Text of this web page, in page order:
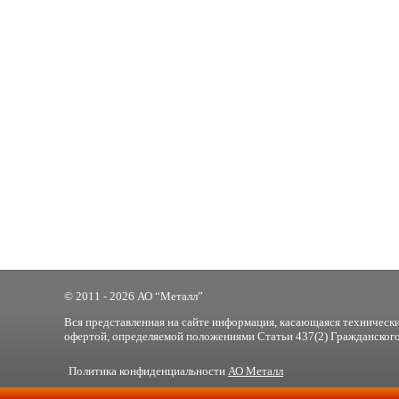
© 2011 - 2026 АО “Металл”
Вся представленная на сайте информация, касающаяся
офертой, определяемой положениями Статьи 437(2)
Политика конфиденциальности АО Металл